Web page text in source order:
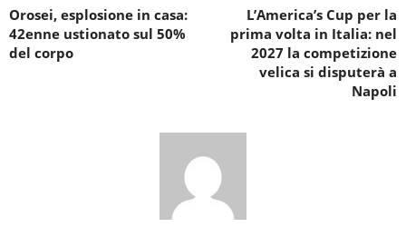
Orosei, esplosione in casa:
42enne ustionato sul 50%
del corpo
L’America’s Cup per la
prima volta in Italia: nel
2027 la competizione
velica si disputerà a
Napoli